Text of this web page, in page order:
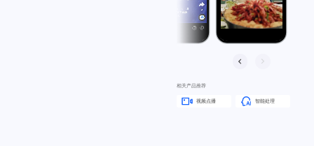
相关产品推荐
视频点播 智能处理